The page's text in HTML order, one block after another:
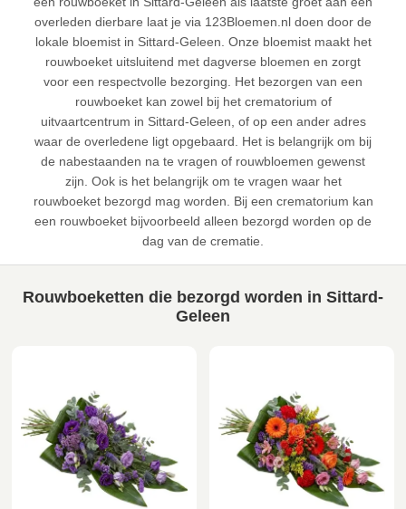
overleden dierbare laat je via 123Bloemen.nl doen door de
lokale bloemist in Sittard-Geleen. Onze bloemist maakt het
rouwboeket uitsluitend met dagverse bloemen en zorgt
voor een respectvolle bezorging. Het bezorgen van een
rouwboeket kan zowel bij het crematorium of
uitvaartcentrum in Sittard-Geleen, of op een ander adres
waar de overledene ligt opgebaard. Het is belangrijk om bij
de nabestaanden na te vragen of rouwbloemen gewenst
zijn. Ook is het belangrijk om te vragen waar het
rouwboeket bezorgd mag worden. Bij een crematorium kan
een rouwboeket bijvoorbeeld alleen bezorgd worden op de
dag van de crematie.
Rouwboeketten die bezorgd worden in Sittard-
Geleen